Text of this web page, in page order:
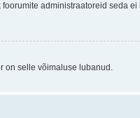
administraatoreid seda
on selle võimaluse lubanud.